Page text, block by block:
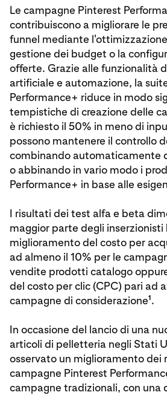
Le campagne Pinterest
contribuiscono a migliorare le
funnel mediante
gestione dei budget o la
offerte. Grazie alle funzionalità
artificiale e automazione, la
Performance+ riduce in modo
tempistiche di creazione delle
è richiesto il 50% in meno di
possono mantenere il controllo
combinando automaticamente
o abbinando in vario modo i
Performance+ in base alle
I risultati dei test alfa e beta
maggior parte degli inserzionisti
miglioramento del costo per
ad almeno il 10% per le
vendite prodotti catalogo
del costo per clic (CPC) pari ad
campagne di considerazione1.
In occasione del lancio di una
articoli di pelletteria negli Stati
osservato un miglioramento dei
campagne Pinterest
campagne tradizionali, con una